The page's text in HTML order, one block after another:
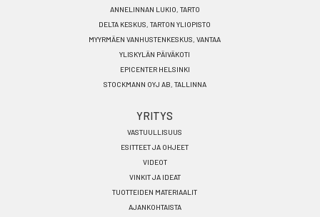
ANNELINNAN LUKIO, TARTO
DELTA KESKUS, TARTON YLIOPISTO
MYYRMÄEN VANHUSTENKESKUS, VANTAA
YLISKYLÄN PÄIVÄKOTI
EPICENTER HELSINKI
STOCKMANN OYJ AB, TALLINNA
YRITYS
VASTUULLISUUS
ESITTEET JA OHJEET
VIDEOT
VINKIT JA IDEAT
TUOTTEIDEN MATERIAALIT
AJANKOHTAISTA